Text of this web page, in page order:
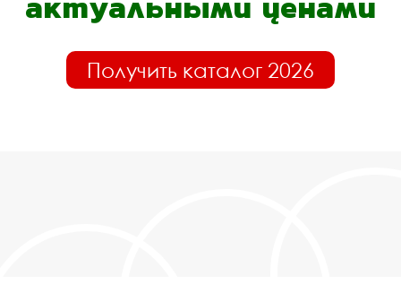
Получить каталог 2026